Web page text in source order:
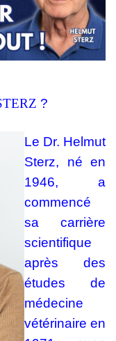
?
Le Dr. Helmut
Sterz, né en
1946, a
commencé
sa carrière
scientifique
après des
études de
médecine
vétérinaire en